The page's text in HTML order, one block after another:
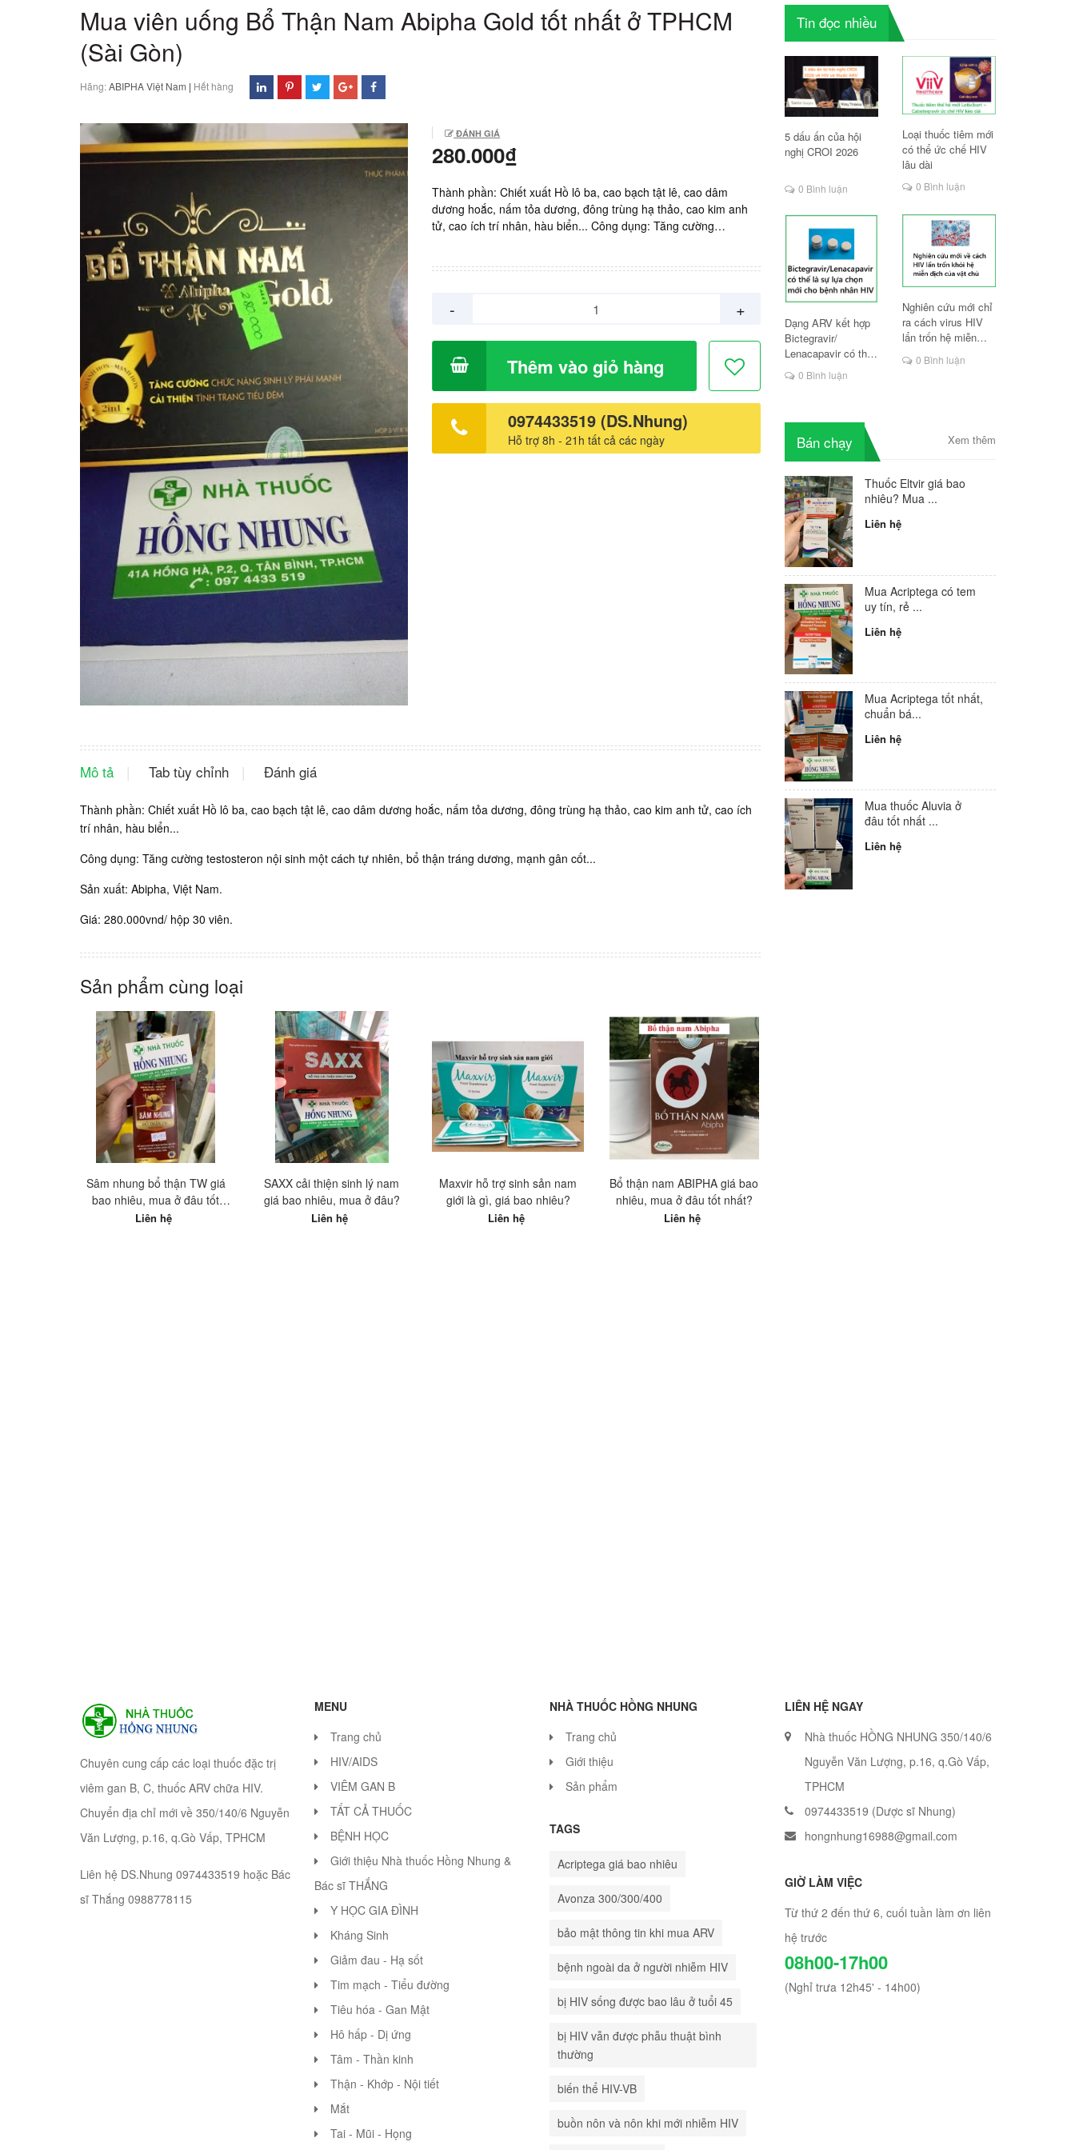
Mua viên uống Bổ Thận Nam Abipha Gold tốt nhất ở TPHCM
(Sài Gòn)
Hãng:ABIPHA Việt Nam | Hết hàng
ĐÁNH GIÁ
280.000₫
Thành phần: Chiết xuất Hồ lô ba, cao bạch tật lê, cao dâm
dương hoắc, nấm tỏa dương, đông trùng hạ thảo, cao kim anh
tử, cao ích trí nhân, hàu biển... Công dụng: Tăng cường
hộp 30 viên.
- +
Thêm vào giỏ hàng
0974433519 (DS.Nhung)
Hỗ trợ 8h - 21h tất cả các ngày
Mô tả Tab tùy chỉnh Đánh giá
Thành phần: Chiết xuất Hồ lô ba, cao bạch tật lê, cao dâm dương hoắc, nấm tỏa dương, đông trùng hạ thảo, cao kim anh tử, cao ích
trí nhân, hàu biển...
Công dụng: Tăng cường testosteron nội sinh một cách tự nhiên, bổ thận tráng dương, mạnh gân cốt...
Sản xuất: Abipha, Việt Nam.
Giá: 280.000vnd/ hộp 30 viên.
Sản phẩm cùng loại
Sâm nhung bổ thận TW giá
bao nhiêu, mua ở đâu tốt
nhất?
Liên hệ
SAXX cải thiện sinh lý nam
giá bao nhiêu, mua ở đâu?
Liên hệ
Maxvir hỗ trợ sinh sản nam
giới là gì, giá bao nhiêu?
Liên hệ
Bổ thận nam ABIPHA giá bao
nhiêu, mua ở đâu tốt nhất?
Liên hệ
Tin đọc nhiều
5 dấu ấn của hội
nghị CROI 2026
0 Bình luận
Loại thuốc tiêm mới
có thể ức chế HIV
lâu dài
0 Bình luận
Dạng ARV kết hợp
Bictegravir/
Lenacapavir có thể
là lựa chọn mới cho
người HIV
0 Bình luận
Nghiên cứu mới chỉ
ra cách virus HIV
lẩn trốn hệ miễn
0 Bình luận
Bán chạy Xem thêm
Thuốc Eltvir giá bao
nhiêu? Mua ...
Liên hệ
Mua Acriptega có tem
uy tín, rẻ ...
Liên hệ
Mua Acriptega tốt nhất,
chuẩn bá...
Liên hệ
Mua thuốc Aluvia ở
đâu tốt nhất ...
Liên hệ
Chuyên cung cấp các loại thuốc đặc trị
viêm gan B, C, thuốc ARV chữa HIV.
Chuyển địa chỉ mới về 350/140/6 Nguyễn
Văn Lượng, p.16, q.Gò Vấp, TPHCM
Liên hệ DS.Nhung 0974433519 hoặc Bác
sĩ Thắng 0988778115
MENU
Trang chủ
HIV/AIDS
VIÊM GAN B
TẤT CẢ THUỐC
BỆNH HỌC
Giới thiệu Nhà thuốc Hồng Nhung &
Bác sĩ THẮNG
Y HỌC GIA ĐÌNH
Kháng Sinh
Giảm đau - Hạ sốt
Tim mạch - Tiểu đường
Tiêu hóa - Gan Mật
Hô hấp - Dị ứng
Tâm - Thần kinh
Thận - Khớp - Nội tiết
Mắt
Tai - Mũi - Họng
NHÀ THUỐC HỒNG NHUNG
Trang chủ
Giới thiệu
Sản phẩm
TAGS
Acriptega giá bao nhiêu
Avonza 300/300/400
bảo mật thông tin khi mua ARV
bệnh ngoài da ở người nhiễm HIV
bị HIV sống được bao lâu ở tuổi 45
bị HIV vẫn được phẫu thuật bình
thường
biến thể HIV-VB
buồn nôn và nôn khi mới nhiễm HIV
LIÊN HỆ NGAY
Nhà thuốc HỒNG NHUNG 350/140/6
Nguyễn Văn Lượng, p.16, q.Gò Vấp,
TPHCM
0974433519 (Dược sĩ Nhung)
hongnhung16988@gmail.com
GIỜ LÀM VIỆC
Từ thứ 2 đến thứ 6, cuối tuần làm ơn liên
hệ trước
08h00-17h00
(Nghỉ trưa 12h45' - 14h00)